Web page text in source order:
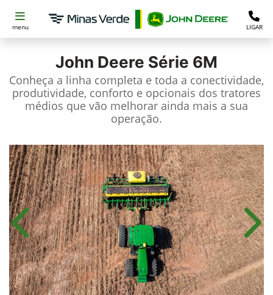
menu LIGAR
John Deere Série 6M
Conheça a linha completa e toda a conectividade,
produtividade, conforto e opcionais dos tratores
médios que vão melhorar ainda mais a sua
operação.
Anterior